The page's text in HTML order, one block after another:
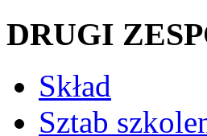
DRUGI
Skład
Sztab